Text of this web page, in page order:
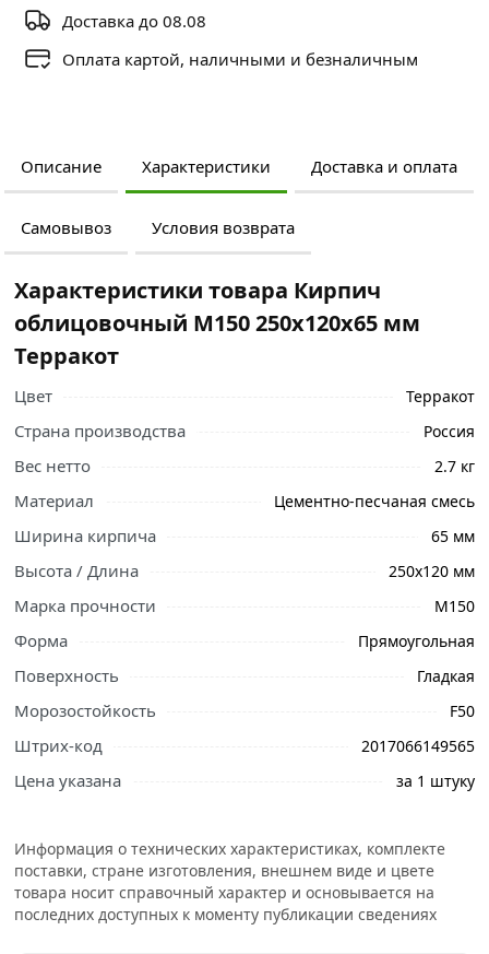
Доставка до 08.08
Оплата картой, наличными и безналичным
Описание Характеристики Доставка и оплата
Самовывоз Условия возврата
Ознакомьтесь с подробными характеристиками,
описанием и отзывами о товаре, чтобы сделать
правильный выбор и заказать онлайн. Наши
профессиональные менеджеры обработают заказ и
свяжутся с Вами для согласования условий доставки
Кирпич облицовочный М150 250х120х65 мм Терракот -
это лицевой керамический одинарный кирпич. Продукт
является отличным решением для тех, кто ищет
качественный и красивый материал для облицовки
Характеристики товара Кирпич
облицовочный М150 250х120х65 мм
Терракот
Цвет Терракот
Страна производства Россия
Вес нетто 2.7 кг
Материал Цементно-песчаная смесь
Ширина кирпича 65 мм
Высота / Длина 250х120 мм
Марка прочности М150
Форма Прямоугольная
Поверхность Гладкая
Морозостойкость F50
Штрих-код 2017066149565
Цена указана за 1 штуку
Информация о технических характеристиках, комплекте
поставки, стране изготовления, внешнем виде и цвете
товара носит справочный характер и основывается на
последних доступных к моменту публикации сведениях